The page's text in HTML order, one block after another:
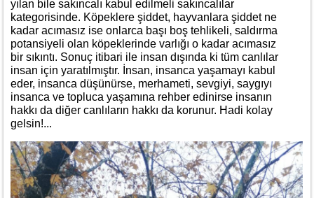
yılan bile sakıncalı kabul edilmeli sakıncalılar
kategorisinde. Köpeklere şiddet, hayvanlara şiddet ne
kadar acımasız ise onlarca başı boş tehlikeli, saldırma
potansiyeli olan köpeklerinde varlığı o kadar acımasız
bir sıkıntı. Sonuç itibari ile insan dışında ki tüm canlılar
insan için yaratılmıştır. İnsan, insanca yaşamayı kabul
eder, insanca düşünürse, merhameti, sevgiyi, saygıyı
insanca ve topluca yaşamına rehber edinirse insanın
hakkı da diğer canlıların hakkı da korunur. Hadi kolay
gelsin!...